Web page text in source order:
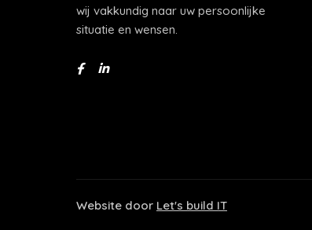
wij vakkundig naar uw persoonlijke
situatie en wensen.
Website door Let's build IT